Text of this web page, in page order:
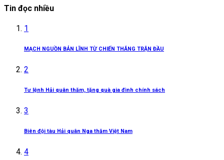
Tin đọc nhiều
1
MẠCH NGUỒN BẢN LĨNH TỪ CHIẾN THẮNG TRẬN ĐẦU
2
Tư lệnh Hải quân thăm, tặng quà gia đình chính sách
3
Biên đội tàu Hải quân Nga thăm Việt Nam
4